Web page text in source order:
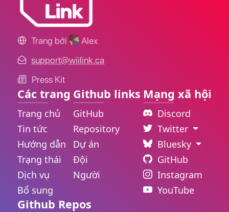
Trang bởi
Alex
support@wiilink.ca
Press Kit
Các trang
Trang chủ
Tin tức
Hướng dẫn
Trạng thái
Dịch vụ
Bổ sung
Github links
GitHub
Repository
Dự án
Đội
Người
Mạng xã hội
Discord
Twitter
Bluesky
GitHub
Instagram
YouTube
Github Repos